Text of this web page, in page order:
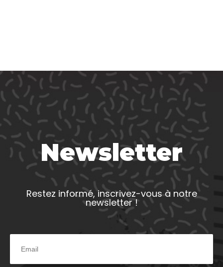
Newsletter
Restez informé, inscrivez-vous à notre
newsletter !